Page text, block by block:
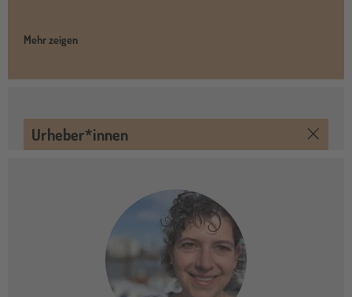
Mehr zeigen
Urheber*innen